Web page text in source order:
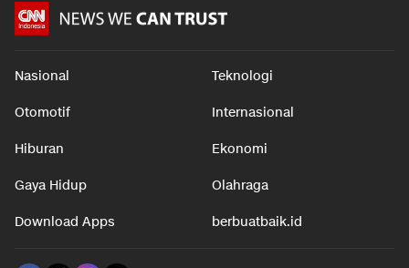
Nasional Teknologi
Otomotif Internasional
Hiburan Ekonomi
Gaya Hidup Olahraga
Download Apps berbuatbaik.id